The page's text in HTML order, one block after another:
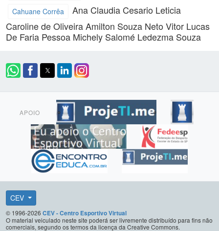
Cahuane Corrêa Ana Claudia Cesario Leticia
Caroline de OliveiraAmilton Souza Neto Vitor Lucas
De Faria Pessoa Michely Salomé Ledezma Souza
APOIO
CEV
© 1996-2026 CEV - Centro Esportivo Virtual
O material veiculado neste site poderá ser livremente distribuído para fins não
comerciais, segundo os termos da licença da Creative Commons.